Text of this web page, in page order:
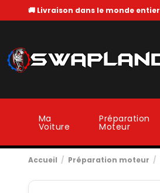
🚚 Livraison dans le monde entier
Ma
Voiture
Préparation
Moteur
Accueil Préparation moteur